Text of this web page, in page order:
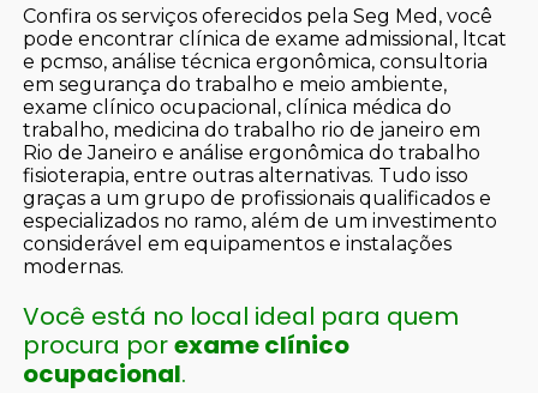
Confira os serviços oferecidos pela Seg Med, você
pode encontrar clínica de exame admissional, ltcat
e pcmso, análise técnica ergonômica, consultoria
em segurança do trabalho e meio ambiente,
exame clínico ocupacional, clínica médica do
trabalho, medicina do trabalho rio de janeiro em
Rio de Janeiro e análise ergonômica do trabalho
fisioterapia, entre outras alternativas. Tudo isso
graças a um grupo de profissionais qualificados e
especializados no ramo, além de um investimento
considerável em equipamentos e instalações
modernas.
Você está no local ideal para quem
procura porexame clínico
ocupacional.